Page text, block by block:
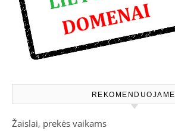
REKOMENDUOJAME
Žaislai, prekės vaikams